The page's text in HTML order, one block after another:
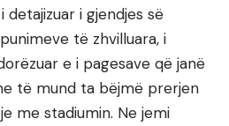
detajizuar i gjendjes së
të zhvilluara, i
e i pagesave që janë
të mund ta bëjmë prerjen
me stadiumin. Ne jemi